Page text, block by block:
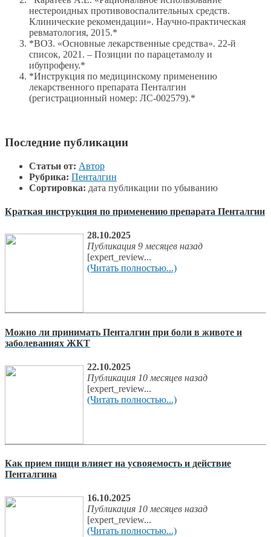
нестероидных противовоспалительных средств.
Клинические рекомендации». Научно-практическая
ревматология, 2015.*
*ВОЗ. «Основные лекарственные средства». 22-й
список, 2021. – Позиции по парацетамолу и
ибупрофену.*
*Инструкция по медицинскому применению
лекарственного препарата Пенталгин
(регистрационный номер: ЛС-002579).*
Последние публикации
Статьи от: Автор
Рубрика: Пенталгин
Сортировка: дата публикации по убыванию
Краткая инструкция по применению препарата Пенталгин
28.10.2025
Публикация 9 месяцев назад
[expert_review...
(Читать полностью...)
Можно ли принимать Пенталгин при боли в животе и
заболеваниях ЖКТ
22.10.2025
Публикация 10 месяцев назад
[expert_review...
(Читать полностью...)
Как прием пищи влияет на усвояемость и действие
Пенталгина
16.10.2025
Публикация 10 месяцев назад
[expert_review...
(Читать полностью...)